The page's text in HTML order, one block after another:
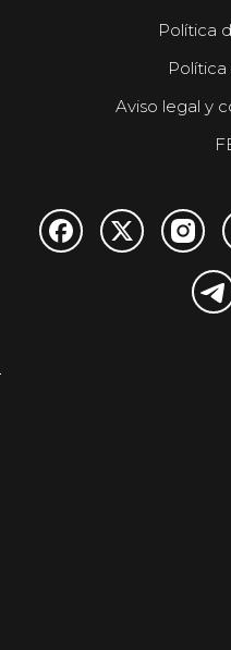
Política
Aviso legal y